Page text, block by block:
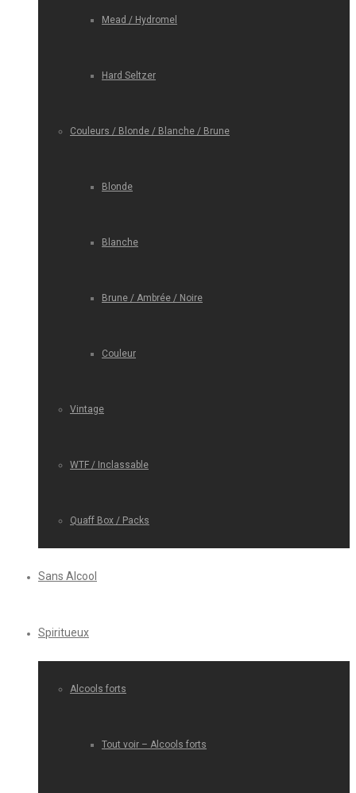
Mead / Hydromel
Hard Seltzer
Couleurs / Blonde / Blanche / Brune
Blonde
Blanche
Brune / Ambrée / Noire
Couleur
Vintage
WTF / Inclassable
Quaff Box / Packs
Sans Alcool
Spiritueux
Alcools forts
Tout voir – Alcools forts